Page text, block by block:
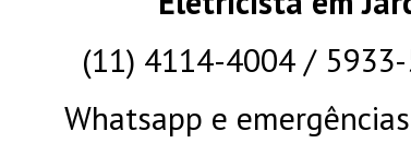
(11) 4114-4004 /
Whatsapp e